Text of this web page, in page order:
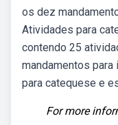
os dez
Atividades para
contendo 25
mandamentos para
para catequese e
For more